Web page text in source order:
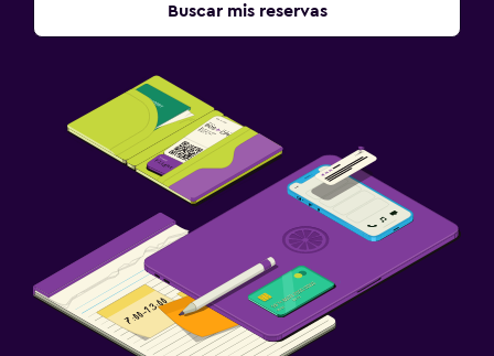
Buscar mis reservas